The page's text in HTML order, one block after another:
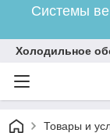
Системы
Холодильное
Товары и